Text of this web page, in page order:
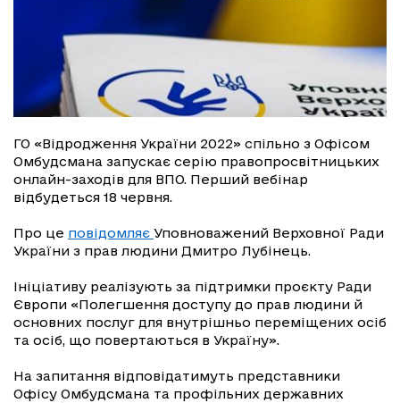
ГО «Відродження України 2022» спільно з Офісом
Омбудсмана запускає серію правопросвітницьких
онлайн-заходів для ВПО. Перший вебінар
відбудеться 18 червня.
Про це повідомляє Уповноважений Верховної Ради
України з прав людини Дмитро Лубінець.
Ініціативу реалізують за підтримки проєкту Ради
Європи «Полегшення доступу до прав людини й
основних послуг для внутрішньо переміщених осіб
та осіб, що повертаються в Україну».
На запитання відповідатимуть представники
Офісу Омбудсмана та профільних державних